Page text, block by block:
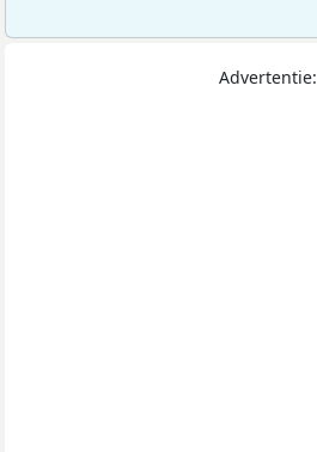
Advertentie: